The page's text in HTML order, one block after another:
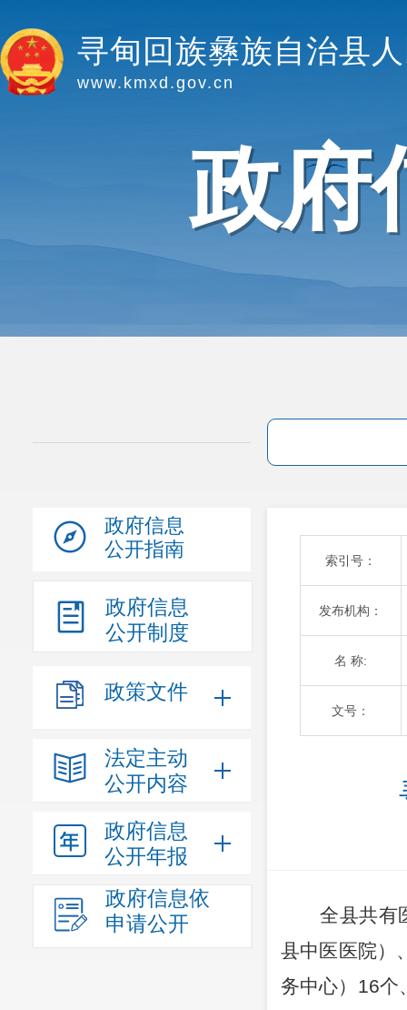
寻甸回族彝族自治县
www.kmxd.gov.cn
政府
政府信息
公开指南
政府信息
公开制度
政策文件
法定主动
公开内容
政府信息
公开年报
政府信息依
申请公开
索引号：
发布机构：
名 称:
文号：
全县共有
县中医医院）
务中心） 16个